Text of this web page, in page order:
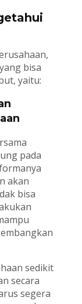
bisa
yaitu:
pada
akan
bisa
sedikit
secara
segera